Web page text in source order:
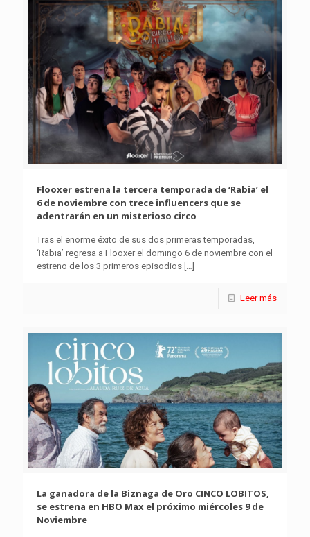
Flooxer estrena la tercera temporada de ‘Rabia’ el
6 de noviembre con trece influencers que se
adentrarán en un misterioso circo
Tras el enorme éxito de sus dos primeras temporadas,
‘Rabia’ regresa a Flooxer el domingo 6 de noviembre con el
estreno de los 3 primeros episodios […]
Leer más
La ganadora de la Biznaga de Oro CINCO LOBITOS,
se estrena en HBO Max el próximo miércoles 9 de
Noviembre